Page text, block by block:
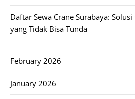
Daftar Sewa Crane Surabaya:
yang Tidak Bisa Tunda
February 2026
January 2026